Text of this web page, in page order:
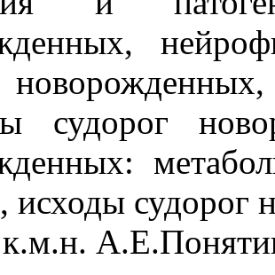
судорог
исходы
к.м.н.